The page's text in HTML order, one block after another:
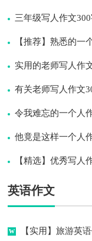
三年级写人作文
【推荐】熟悉的一
实用的老师写人作
有关老师写人作文
令我难忘的一个人
他竟是这样一个人
【精选】优秀写人
英语作文
【实用】旅游英